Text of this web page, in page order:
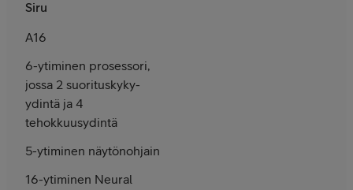
Siru
A16
6-ytiminen prosessori,
jossa 2 suoritus­kyky-
ydintä ja 4
tehokkuus­ydintä
5-ytiminen näytön­ohjain
16-ytiminen Neural